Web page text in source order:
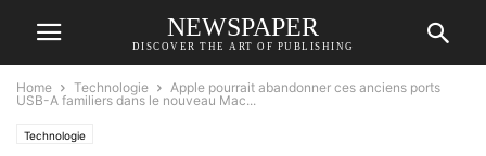
NEWSPAPER
DISCOVER THE ART OF PUBLISHING
Home Technologie
Apple pourrait abandonner ces anciens ports
USB-A familiers dans le nouveau Mac...
Technologie